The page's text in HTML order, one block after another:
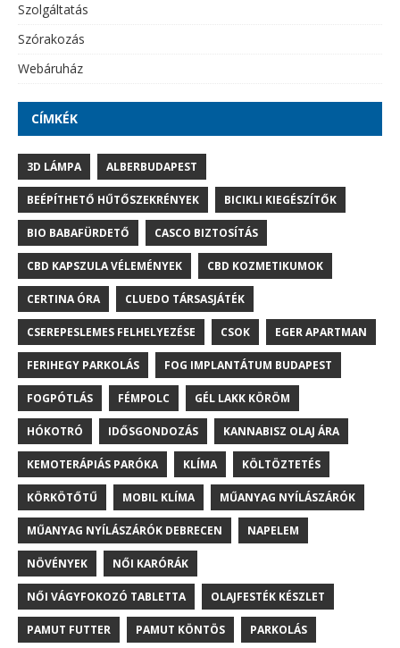
Szolgáltatás
Szórakozás
Webáruház
CÍMKÉK
3D LÁMPA ALBERBUDAPEST
BEÉPÍTHETŐ HŰTŐSZEKRÉNYEK BICIKLI KIEGÉSZÍTŐK
BIO BABAFÜRDETŐ CASCO BIZTOSÍTÁS
CBD KAPSZULA VÉLEMÉNYEK CBD KOZMETIKUMOK
CERTINA ÓRA CLUEDO TÁRSASJÁTÉK
CSEREPESLEMES FELHELYEZÉSE CSOK EGER APARTMAN
FERIHEGY PARKOLÁS FOG IMPLANTÁTUM BUDAPEST
FOGPÓTLÁS FÉMPOLC GÉL LAKK KÖRÖM
HÓKOTRÓ IDŐSGONDOZÁS KANNABISZ OLAJ ÁRA
KEMOTERÁPIÁS PARÓKA KLÍMA KÖLTÖZTETÉS
KÖRKÖTŐTŰ MOBIL KLÍMA MŰANYAG NYÍLÁSZÁRÓK
MŰANYAG NYÍLÁSZÁRÓK DEBRECEN NAPELEM
NÖVÉNYEK NŐI KARÓRÁK
NŐI VÁGYFOKOZÓ TABLETTA OLAJFESTÉK KÉSZLET
PAMUT FUTTER PAMUT KÖNTÖS PARKOLÁS